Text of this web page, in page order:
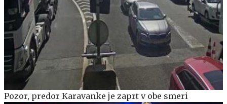
Pozor, predor Karavanke je zaprt v obe smeri